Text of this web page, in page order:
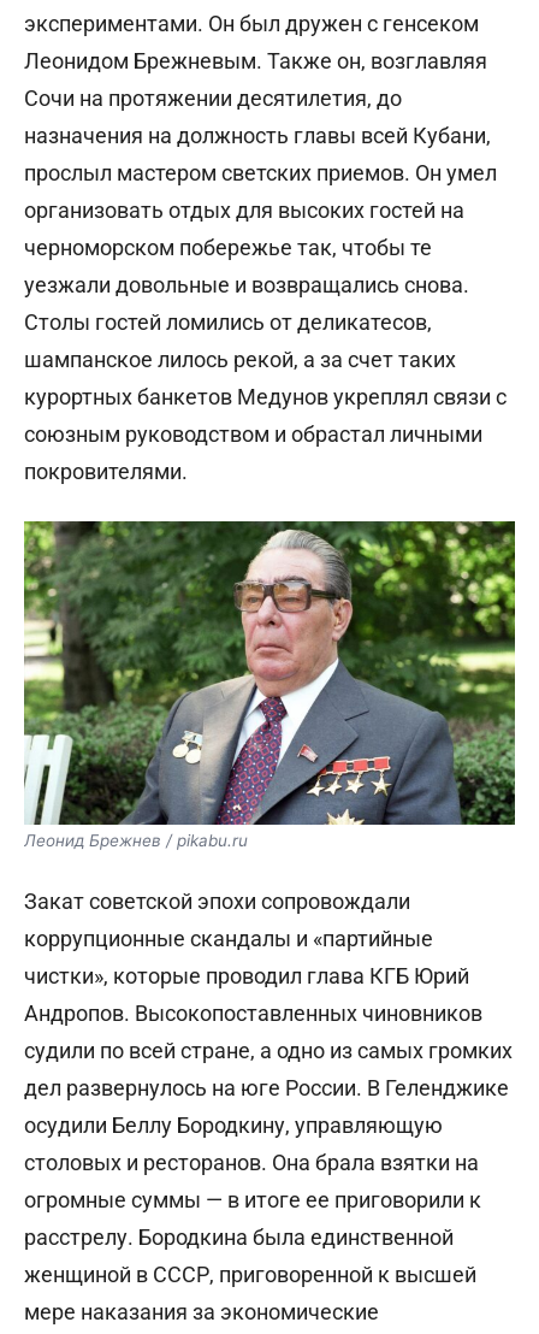
экспериментами. Он был дружен с генсеком
Леонидом Брежневым. Также он, возглавляя
Сочи на протяжении десятилетия, до
назначения на должность главы всей Кубани,
прослыл мастером светских приемов. Он умел
организовать отдых для высоких гостей на
черноморском побережье так, чтобы те
уезжали довольные и возвращались снова.
Столы гостей ломились от деликатесов,
шампанское лилось рекой, а за счет таких
курортных банкетов Медунов укреплял связи с
союзным руководством и обрастал личными
покровителями.
Леонид Брежнев / pikabu.ru
Закат советской эпохи сопровождали
коррупционные скандалы и «партийные
чистки», которые проводил глава КГБ Юрий
Андропов. Высокопоставленных чиновников
судили по всей стране, а одно из самых громких
дел развернулось на юге России. В Геленджике
осудили Беллу Бородкину, управляющую
столовых и ресторанов. Она брала взятки на
огромные суммы — в итоге ее приговорили к
расстрелу. Бородкина была единственной
женщиной в СССР, приговоренной к высшей
мере наказания за экономические